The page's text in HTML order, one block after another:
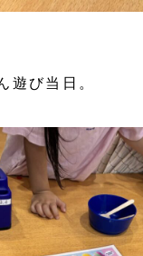
遊び当日。